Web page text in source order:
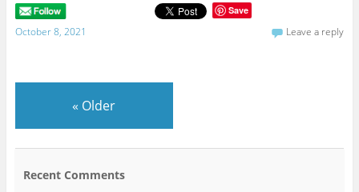
Save
October 8, 2021 Leave a reply
« Older
Recent Comments